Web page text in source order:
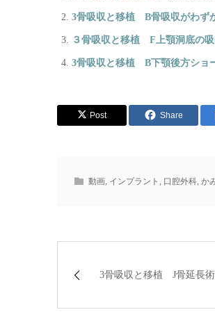
3骨吸収と移植 B骨吸収がわず
３骨吸収と移植 F上顎洞底の
3骨吸収と移植 B下顎後方ショ
Post Share
動画 インプラント 口腔外科 か
3骨吸収と移植 J骨延長